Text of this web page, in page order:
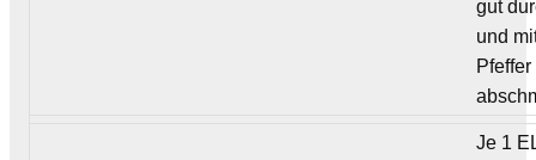
gut
und
Je 1